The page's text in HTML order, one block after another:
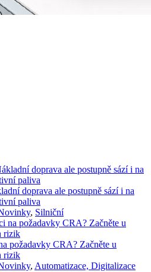
doprava ale postupně sází i na
paliva
, Silniční
požadavky CRA? Začněte u
rizik
, Automatizace, Digitalizace